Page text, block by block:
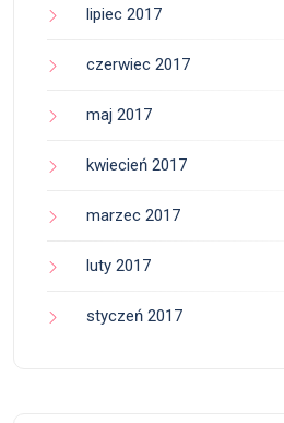
lipiec 2017
czerwiec 2017
maj 2017
kwiecień 2017
marzec 2017
luty 2017
styczeń 2017